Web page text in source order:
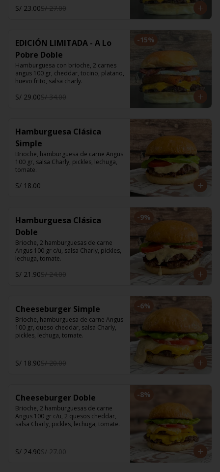
S/ 23.00S/ 27.00
-15%
EDICIÓN LIMITADA - A Lo
Pobre Doble
Hamburguesa con brioche, 2 carnes
angus 100 gr, cheddar, tocino, platano,
huevo frito, salsa charly.
S/ 29.00S/ 34.00
Hamburguesa Clásica
Simple
Brioche, hamburguesa de carne Angus
100 gr, salsa Charly, pickles, lechuga,
tomate.
S/ 18.00
-9%
Hamburguesa Clásica
Doble
Brioche, 2 hamburguesas de carne
Angus 100 gr c/u, salsa Charly, pickles,
lechuga, tomate.
S/ 21.90S/ 24.00
-6%
Cheeseburger Simple
Brioche, hamburguesa de carne Angus
100 gr, queso cheddar, salsa Charly,
pickles, lechuga, tomate.
S/ 18.90S/ 20.00
-8%
Cheeseburger Doble
Brioche, 2 hamburguesas de carne
Angus 100 gr c/u, 2 quesos cheddar,
salsa Charly, pickles, lechuga, tomate.
S/ 24.90S/ 27.00